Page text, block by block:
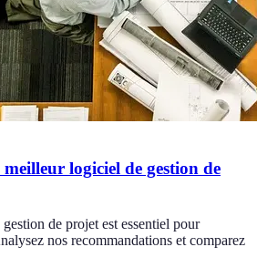
logiciel de gestion de
de projet est essentiel pour
nos recommandations et comparez